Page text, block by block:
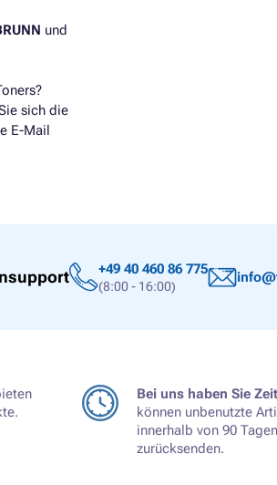
und
sich die
E-Mail
+49 40 460 86 775
(8:00 - 16:00)
Bei uns haben Sie
können unbenutzte
innerhalb von 90 Tagen
zurücksenden.